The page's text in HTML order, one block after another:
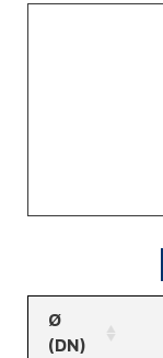
Ø
(DN)